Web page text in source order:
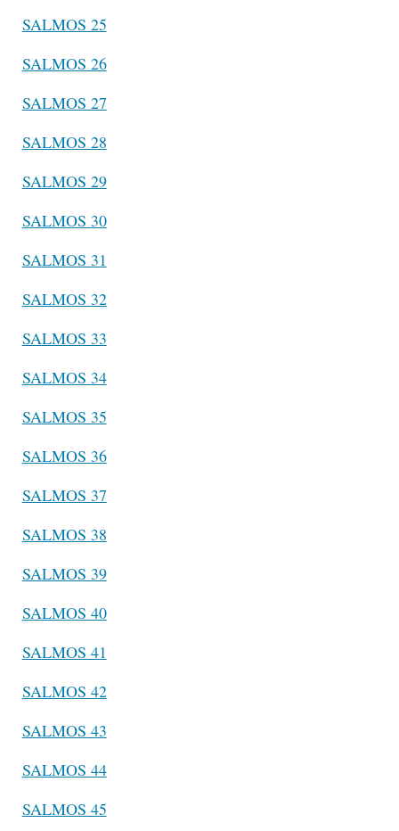
SALMOS 25
SALMOS 26
SALMOS 27
SALMOS 28
SALMOS 29
SALMOS 30
SALMOS 31
SALMOS 32
SALMOS 33
SALMOS 34
SALMOS 35
SALMOS 36
SALMOS 37
SALMOS 38
SALMOS 39
SALMOS 40
SALMOS 41
SALMOS 42
SALMOS 43
SALMOS 44
SALMOS 45